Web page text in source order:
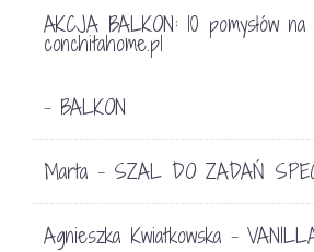
AKCJA BALKON: 10 pomysłów
conchitahome.pl
- BALKON
Marta - SZAL DO ZADAŃ
Agnieszka Kwiatkowska -